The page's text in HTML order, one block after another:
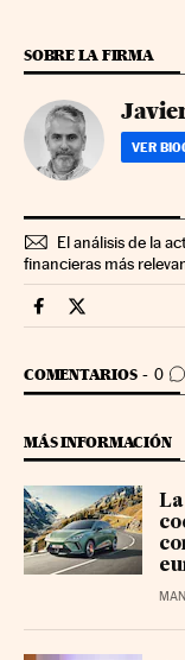
SOBRE LA FIRMA
VER
El análisis de la
financieras más
Companias Cinco
Companias
COMENTARIOS 0
IR A LOS
MÁS INFORMACIÓN